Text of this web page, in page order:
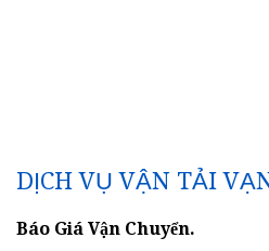
DỊCH VỤ VẬN TẢI
Báo Giá Vận Chuyển.